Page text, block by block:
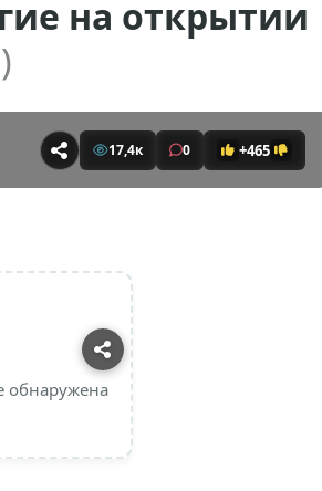
на открытии
17,4к 0 +465
обнаружена